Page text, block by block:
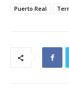
Puerto Real